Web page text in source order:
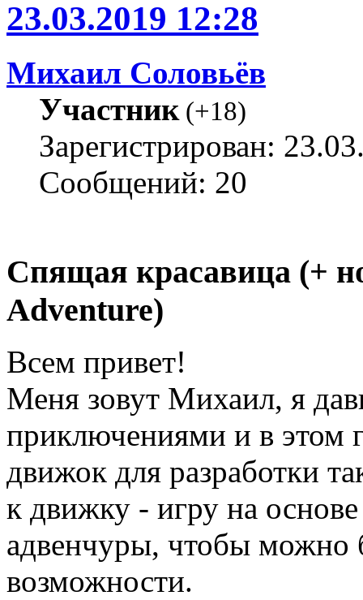
23.03.2019 12:28
Михаил Соловьёв
Участник(+18)
Зарегистрирован:
Сообщений: 20
Спящая красавица (+
Adventure)
Всем привет!
Меня зовут Михаил, я
приключениями и в этом
движок для разработки
к движку - игру на
адвенчуры, чтобы можно
возможности.